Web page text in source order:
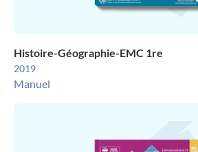
Histoire-Géographie-EMC 1re
2019
Manuel